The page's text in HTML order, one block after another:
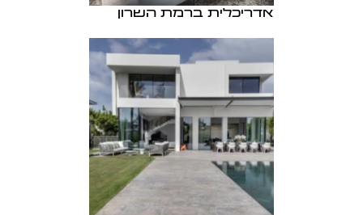
אדריכלית ברמת השרון